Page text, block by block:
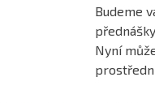
Budeme
Nyní